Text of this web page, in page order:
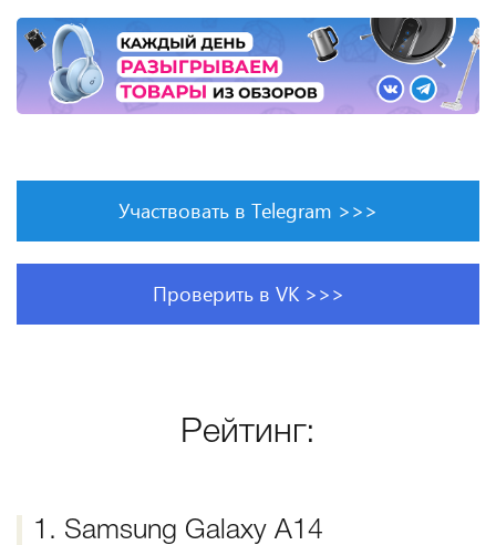
Участвовать в Telegram >>>
Проверить в VK >>>
Рейтинг:
1. Samsung Galaxy A14